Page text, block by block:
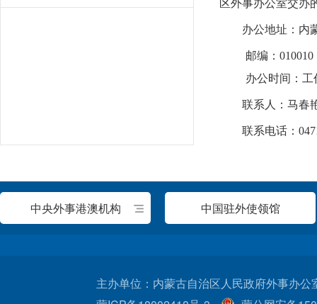
区外事办公室交办
办公地址：内
邮编：010010
办公时间：
联系人：马春
联系电话：
中央外事港澳机构 中国驻外使领馆
主办单位：内蒙古自治区人民政府外事办